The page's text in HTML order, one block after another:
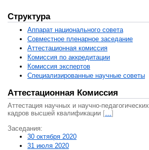
Структура
Аппарат национального совета
Совместное пленарное заседание
Аттестационная комисcия
Комиссия по аккредитации
Комиссия экспертов
Специализированные научные советы
Аттестационная Комиссия
Аттестация научных и научно-педагогических
кадров высшей квалификации […]
Заседания:
30 октября 2020
31 июля 2020